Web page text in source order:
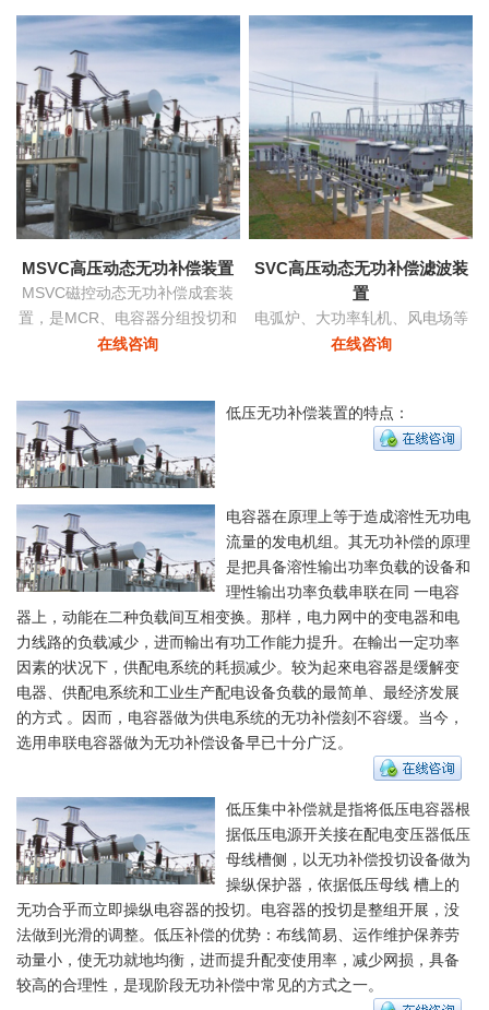
量
以上的目标，具有动态补偿无功
MSVC高压动态无功补偿装置
MSVC磁控动态无功补偿成套装
置，是MCR、电容器分组投切和
变压器有载调压功能为一体的无
在线咨询
SVC高压动态无功补偿滤波装
置
电弧炉、大功率轧机、风电场等
负荷由于其非线性及冲击性导致
快速响应及动态补偿的功能。
在线咨询
低压无功补偿装置的特点：
电容器在原理上等于造成溶性无功电
流量的发电机组。其无功补偿的原理
是把具备溶性输出功率负载的设备和
理性输出功率负载串联在同 一电容
器上，动能在二种负载间互相变换。那样，电力网中的变电器和电
力线路的负载减少，进而輸出有功工作能力提升。在輸出一定功率
因素的状况下，供配电系统的耗损减少。较为起來电容器是缓解变
电器、供配电系统和工业生产配电设备负载的最简单、最经济发展
的方式 。因而，电容器做为供电系统的无功补偿刻不容缓。当今，
选用串联电容器做为无功补偿设备早已十分广泛。
低压集中补偿就是指将低压电容器根
据低压电源开关接在配电变压器低压
母线槽侧，以无功补偿投切设备做为
操纵保护器，依据低压母线 槽上的
无功合乎而立即操纵电容器的投切。电容器的投切是整组开展，没
法做到光滑的调整。低压补偿的优势：布线简易、运作维护保养劳
动量小，使无功就地均衡，进而提升配变使用率，减少网损，具备
较高的合理性，是现阶段无功补偿中常见的方式之一。